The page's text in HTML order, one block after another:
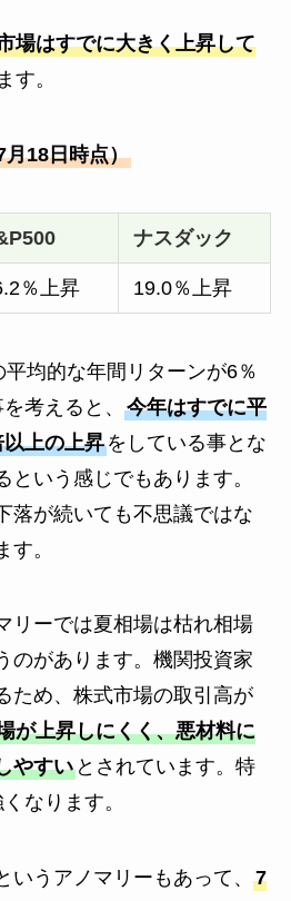
場はすでに大きく上昇して
す。
月18日時点）
ナスダック
％上昇 19.0％上昇
均的な年間リターンが6％
考えると、 今年はすでに平
上の上昇をしている事とな
という感じでもあります。
落が続いても不思議ではな
。
リーでは夏相場は枯れ相場
のがあります。機関投資家
ため、株式市場の取引高が
が上昇しにくく、悪材料に
やすいとされています。特
なります。
いうアノマリーもあって、 7